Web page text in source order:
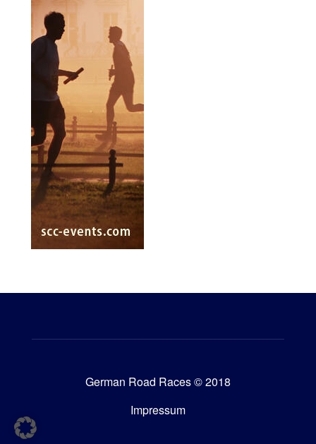
German Road Races © 2018
Impressum